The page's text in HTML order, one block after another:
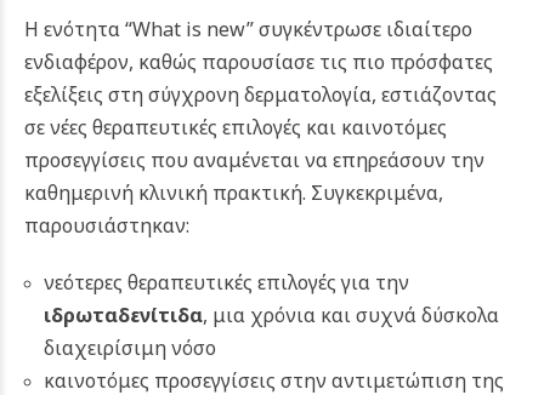
Η ενότητα “What is new” συγκέντρωσε ιδιαίτερο
ενδιαφέρον, καθώς παρουσίασε τις πιο πρόσφατες
εξελίξεις στη σύγχρονη δερματολογία, εστιάζοντας
σε νέες θεραπευτικές επιλογές και καινοτόμες
προσεγγίσεις που αναμένεται να επηρεάσουν την
καθημερινή κλινική πρακτική. Συγκεκριμένα,
παρουσιάστηκαν:
νεότερες θεραπευτικές επιλογές για την
ιδρωταδενίτιδα, μια χρόνια και συχνά δύσκολα
διαχειρίσιμη νόσο
καινοτόμες προσεγγίσεις στην αντιμετώπιση της